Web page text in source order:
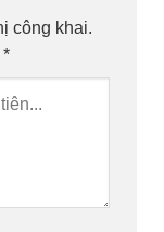
công khai.
*